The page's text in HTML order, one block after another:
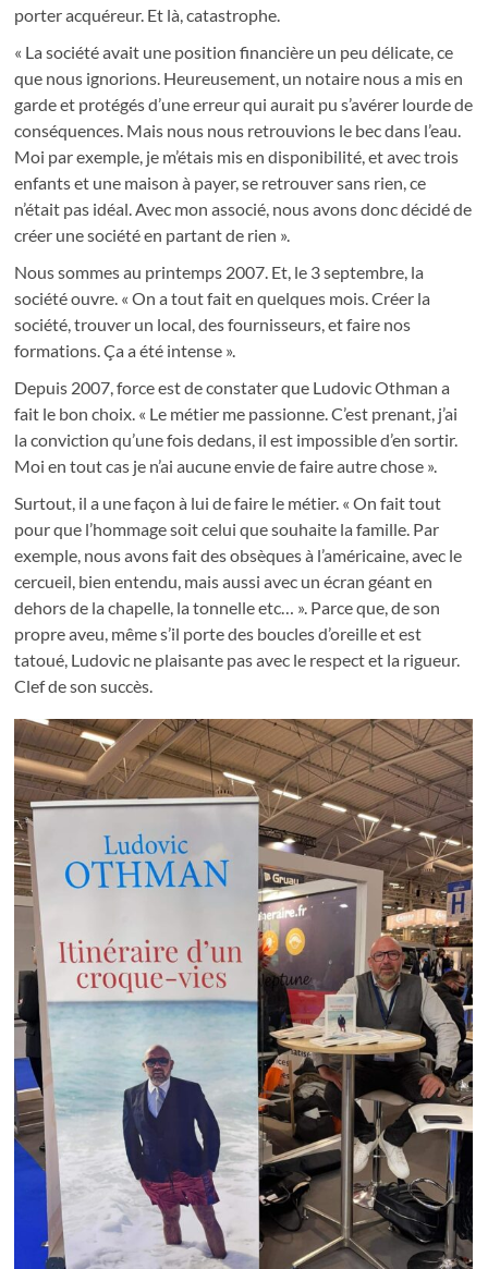
porter acquéreur. Et là, catastrophe.
« La société avait une position financière un peu délicate, ce
que nous ignorions. Heureusement, un notaire nous a mis en
garde et protégés d’une erreur qui aurait pu s’avérer lourde de
conséquences. Mais nous nous retrouvions le bec dans l’eau.
Moi par exemple, je m’étais mis en disponibilité, et avec trois
enfants et une maison à payer, se retrouver sans rien, ce
n’était pas idéal. Avec mon associé, nous avons donc décidé de
créer une société en partant de rien ».
Nous sommes au printemps 2007. Et, le 3 septembre, la
société ouvre. « On a tout fait en quelques mois. Créer la
société, trouver un local, des fournisseurs, et faire nos
formations. Ça a été intense ».
Depuis 2007, force est de constater que Ludovic Othman a
fait le bon choix. « Le métier me passionne. C’est prenant, j’ai
la conviction qu’une fois dedans, il est impossible d’en sortir.
Moi en tout cas je n’ai aucune envie de faire autre chose ».
Surtout, il a une façon à lui de faire le métier. « On fait tout
pour que l’hommage soit celui que souhaite la famille. Par
exemple, nous avons fait des obsèques à l’américaine, avec le
cercueil, bien entendu, mais aussi avec un écran géant en
dehors de la chapelle, la tonnelle etc… ». Parce que, de son
propre aveu, même s’il porte des boucles d’oreille et est
tatoué, Ludovic ne plaisante pas avec le respect et la rigueur.
Clef de son succès.